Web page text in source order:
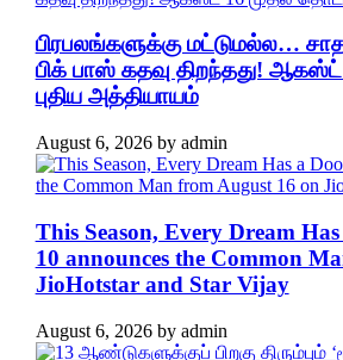
பிரபலங்களுக்கு மட்டுமல்ல…
பிக் பாஸ் கதவு திறந்தது!
புதிய அத்தியாயம்
August 6, 2026by admin
This Season, Every Dream
10 announces the Common
JioHotstar and Star Vijay
August 6, 2026by admin